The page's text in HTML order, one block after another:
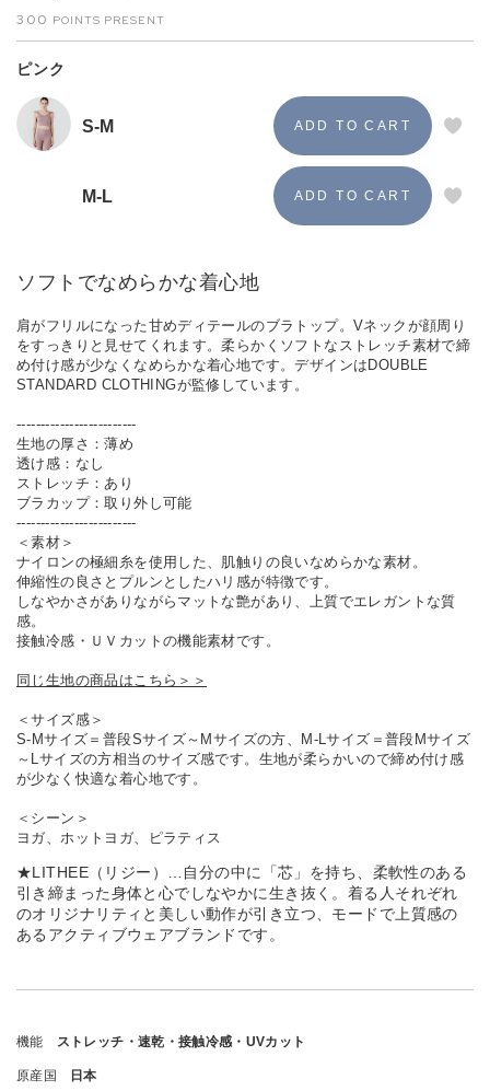
300
ピンク
S-M
M-L
ソフトでなめらかな着心地
肩がフリルになった甘めディテールのブラトップ。Vネックが顔周り
をすっきりと見せてくれます。柔らかくソフトなストレッチ素材で締
め付け感が少なくなめらかな着心地です。デザインはDOUBLE
STANDARD CLOTHINGが監修しています。
-------------------------
生地の厚さ：薄め
透け感：なし
ストレッチ：あり
ブラカップ：取り外し可能
-------------------------
＜素材＞
ナイロンの極細糸を使用した、肌触りの良いなめらかな素材。
伸縮性の良さとプルンとしたハリ感が特徴です。
しなやかさがありながらマットな艶があり、上質でエレガントな質
感。
接触冷感・ＵＶカットの機能素材です。
同じ生地の商品はこちら＞＞
＜サイズ感＞
S-Mサイズ＝普段Sサイズ～Mサイズの方、M-Lサイズ＝普段Mサイズ
～Lサイズの方相当のサイズ感です。生地が柔らかいので締め付け感
が少なく快適な着心地です。
＜シーン＞
ヨガ、ホットヨガ、ピラティス
★LITHEE（リジー）…自分の中に「芯」を持ち、柔軟性のある
引き締まった身体と心でしなやかに生き抜く。着る人それぞれ
のオリジナリティと美しい動作が引き立つ、モードで上質感の
あるアクティブウェアブランドです。
機能 ストレッチ・速乾・接触冷感・UVカット
原産国 日本